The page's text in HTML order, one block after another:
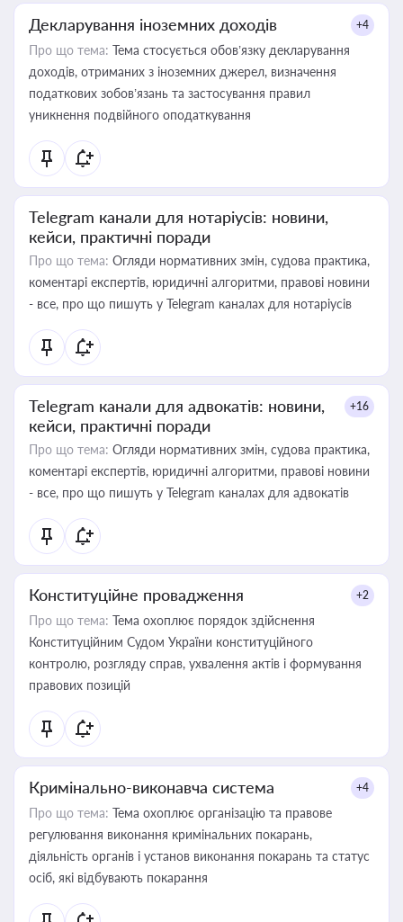
Декларування іноземних доходів +4
Про що тема: Тема стосується обов’язку декларування
доходів, отриманих з іноземних джерел, визначення
податкових зобов’язань та застосування правил
уникнення подвійного оподаткування
Telegram канали для нотаріусів: новини,
кейси, практичні поради
Про що тема: Огляди нормативних змін, судова практика,
коментарі експертів, юридичні алгоритми, правові новини
- все, про що пишуть у Telegram каналах для нотаріусів
Telegram канали для адвокатів: новини,
кейси, практичні поради
+16
Про що тема: Огляди нормативних змін, судова практика,
коментарі експертів, юридичні алгоритми, правові новини
- все, про що пишуть у Telegram каналах для адвокатів
Конституційне провадження +2
Про що тема: Тема охоплює порядок здійснення
Конституційним Судом України конституційного
контролю, розгляду справ, ухвалення актів і формування
правових позицій
Кримінально-виконавча система +4
Про що тема: Тема охоплює організацію та правове
регулювання виконання кримінальних покарань,
діяльність органів і установ виконання покарань та статус
осіб, які відбувають покарання